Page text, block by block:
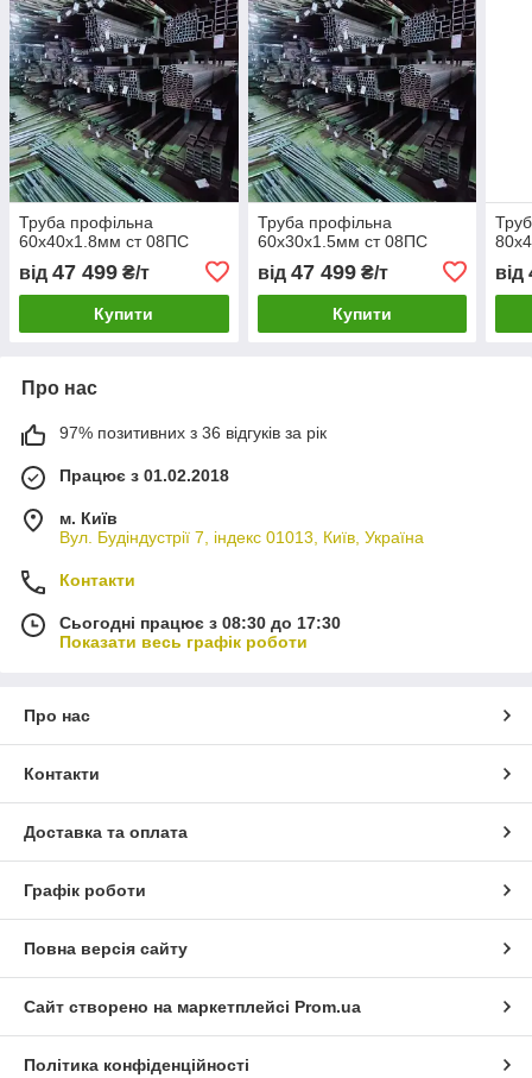
Труба профільна
60х40х1.8мм ст 08ПС
від 47 499 ₴/т
Купити
Труба профільна
60х30х1.5мм ст 08ПС
від 47 499₴/т
Купити
від
Про нас
97% позитивних з 36 відгуків за рік
Працює з 01.02.2018
м. Київ
Вул. Будіндустрії 7, індекс 01013, Київ, Україна
Контакти
Сьогодні працює з 08:30 до 17:30
Показати весь графік роботи
Про нас
Контакти
Доставка та оплата
Графік роботи
Повна версія сайту
Сайт створено на маркетплейсі Prom.ua
Політика конфіденційності